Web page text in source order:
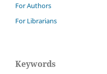
For Authors
For Librarians
Keywords